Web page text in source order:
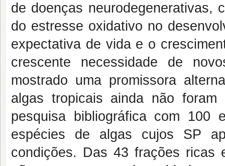
de doenças neurodegenerativas,
do estresse oxidativo no
expectativa de vida e o
crescente necessidade de
mostrado uma promissora
algas tropicais ainda não
pesquisa bibliográfica com 100
espécies de algas cujos SP
condições. Das 43 frações ricas